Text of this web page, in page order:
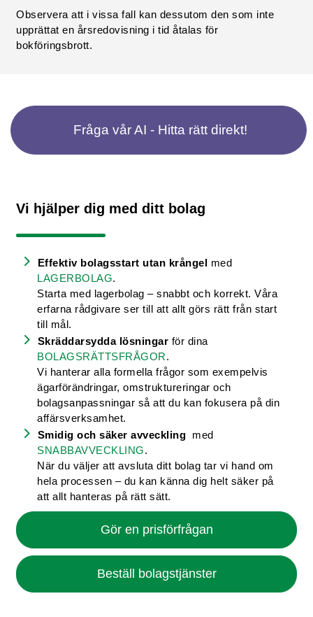
Observera att i vissa fall kan dessutom den som inte
upprättat en årsredovisning i tid åtalas för
bokföringsbrott.
Fråga vår AI - Hitta rätt direkt!
Vi hjälper dig med ditt bolag
Effektiv bolagsstart utan krångel med
LAGERBOLAG.
Starta med lagerbolag – snabbt och korrekt. Våra
erfarna rådgivare ser till att allt görs rätt från start
till mål.
Skräddarsydda lösningar för dina
BOLAGSRÄTTSFRÅGOR.
Vi hanterar alla formella frågor som exempelvis
ägarförändringar, omstruktureringar och
bolagsanpassningar så att du kan fokusera på din
affärsverksamhet.
Smidig och säker avveckling med
SNABBAVVECKLING.
När du väljer att avsluta ditt bolag tar vi hand om
hela processen – du kan känna dig helt säker på
att allt hanteras på rätt sätt.
Gör en prisförfrågan
Beställ bolagstjänster